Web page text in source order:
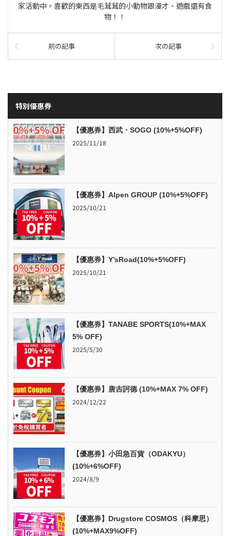
家活動中。喜歡的東西是毛茸茸的小動物跟漫才、遊戲還有食
物！！
前の記事 次の記事
特別優惠券
【優惠券】西武・SOGO (10%+5%OFF)
2025/11/18
【優惠券】Alpen GROUP (10%+5%OFF)
2025/10/21
【優惠券】Y’sRoad(10%+5%OFF)
2025/10/21
【優惠券】TANABE SPORTS(10%+MAX
5% OFF)
2025/5/30
【優惠券】唐吉訶德 (10%+MAX 7% OFF)
2024/12/22
【優惠券】小田急百貨（ODAKYU）
(10%+6%OFF)
2024/8/9
【優惠券】Drugstore COSMOS（科摩思）
(10%+MAX9%OFF)